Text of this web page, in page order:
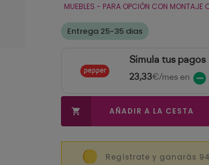
MUEBLES - PARA OPCIÓN CON
Entrega 25-35 dias
Simula tus pagos
23,33€/mes en
 AÑADIR A LA CESTA
Regístrate y ganarás